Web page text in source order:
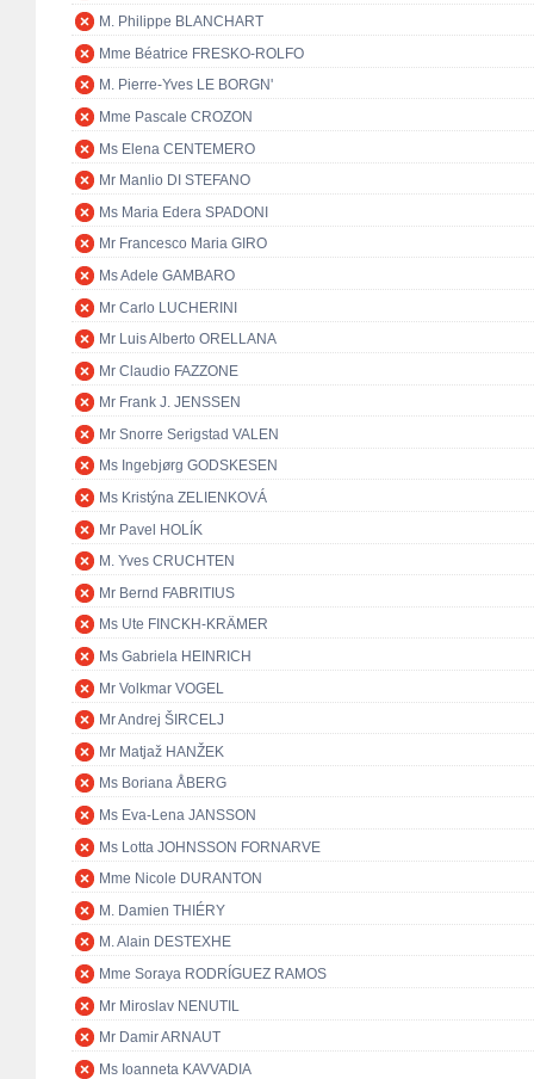
M. Philippe BLANCHART
Mme Béatrice FRESKO-ROLFO
M. Pierre-Yves LE BORGN'
Mme Pascale CROZON
Ms Elena CENTEMERO
Mr Manlio DI STEFANO
Ms Maria Edera SPADONI
Mr Francesco Maria GIRO
Ms Adele GAMBARO
Mr Carlo LUCHERINI
Mr Luis Alberto ORELLANA
Mr Claudio FAZZONE
Mr Frank J. JENSSEN
Mr Snorre Serigstad VALEN
Ms Ingebjørg GODSKESEN
Ms Kristýna ZELIENKOVÁ
Mr Pavel HOLÍK
M. Yves CRUCHTEN
Mr Bernd FABRITIUS
Ms Ute FINCKH-KRÄMER
Ms Gabriela HEINRICH
Mr Volkmar VOGEL
Mr Andrej ŠIRCELJ
Mr Matjaž HANŽEK
Ms Boriana ÅBERG
Ms Eva-Lena JANSSON
Ms Lotta JOHNSSON FORNARVE
Mme Nicole DURANTON
M. Damien THIÉRY
M. Alain DESTEXHE
Mme Soraya RODRÍGUEZ RAMOS
Mr Miroslav NENUTIL
Mr Damir ARNAUT
Ms Ioanneta KAVVADIA